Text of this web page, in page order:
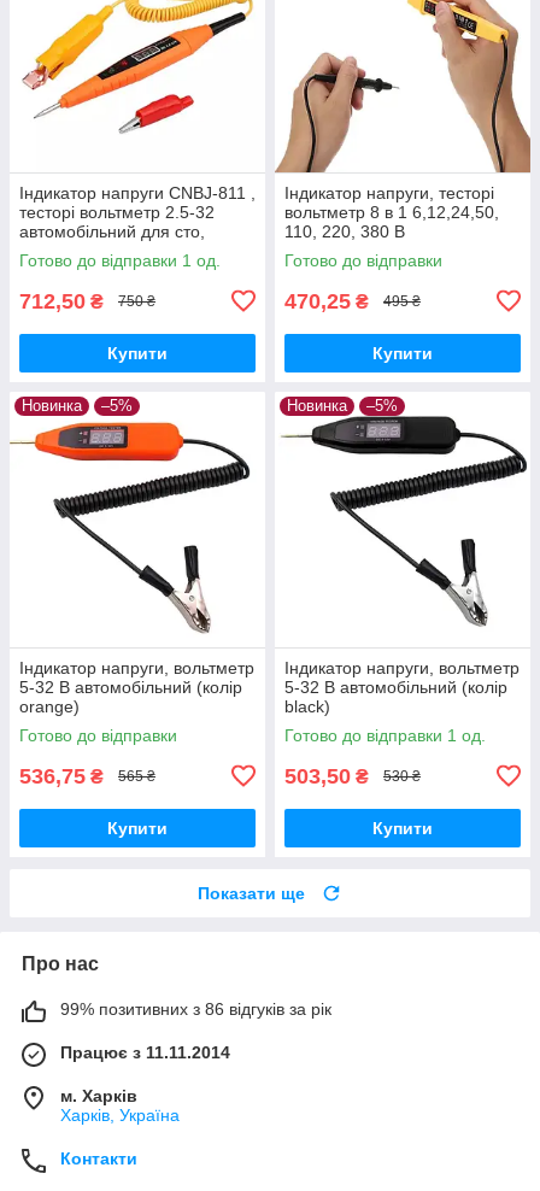
Індикатор напруги CNBJ-811 ,
тесторі вольтметр 2.5-32
автомобільний для сто,
автоелектрика
Готово до відправки 1 од.
712,50 ₴ 750 ₴
Купити
Індикатор напруги, тесторі
вольтметр 8 в 1 6,12,24,50,
110, 220, 380 В
Універсальний
Готово до відправки
470,25 ₴ 495 ₴
Купити
Новинка –5%
Індикатор напруги, вольтметр
5-32 В автомобільний (колір
orange)
Готово до відправки
536,75 ₴ 565 ₴
Купити
Новинка –5%
Індикатор напруги, вольтметр
5-32 В автомобільний (колір
black)
Готово до відправки 1 од.
503,50 ₴ 530 ₴
Купити
Показати ще
Про нас
99% позитивних з 86 відгуків за рік
Працює з 11.11.2014
м. Харків
Харків, Україна
Контакти